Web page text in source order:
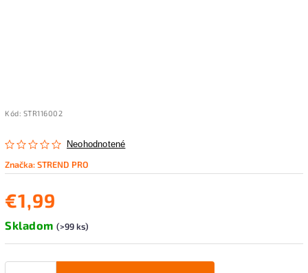
Kód: STR116002
Neohodnotené
Značka:STREND PRO
€1,99
Skladom (>99 ks)